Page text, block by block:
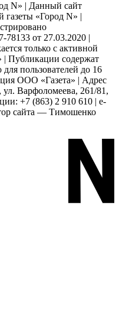
N» | Данный сайт
газеты «Город N» |
от 27.03.2020 |
только с активной
| Публикации содержат
пользователей до 16
ООО «Газета» | Адрес
Варфоломеева, 261/81,
+7 (863) 2 910 610 | e-
сайта — Тимошенко